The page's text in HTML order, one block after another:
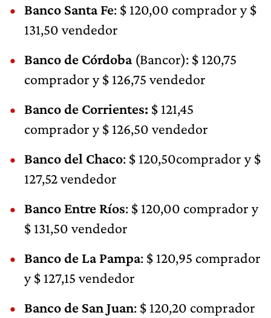
Banco Santa Fe: $ 120,00 comprador y $
131,50 vendedor
Banco de Córdoba(Bancor): $ 120,75
comprador y $ 126,75 vendedor
Banco de Corrientes: $ 121,45
comprador y $ 126,50 vendedor
Banco del Chaco: $ 120,50comprador y $
127,52 vendedor
Banco Entre Ríos: $ 120,00 comprador y
$ 131,50 vendedor
Banco de La Pampa: $ 120,95 comprador
y $ 127,15 vendedor
Banco de San Juan: $ 120,20 comprador